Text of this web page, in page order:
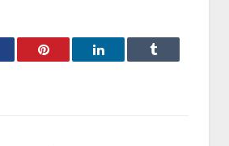
Pinterest LinkedIn Tumblr